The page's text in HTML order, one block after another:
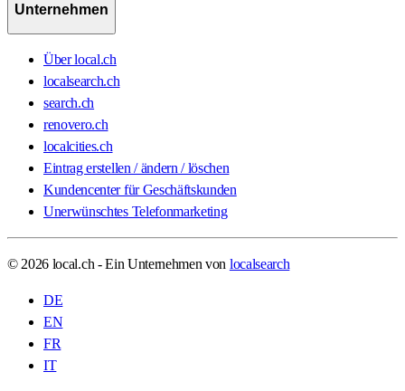
Unternehmen
Über local.ch
localsearch.ch
search.ch
renovero.ch
localcities.ch
Eintrag erstellen / ändern / löschen
Kundencenter für Geschäftskunden
Unerwünschtes Telefonmarketing
© 2026 local.ch - Ein Unternehmen von localsearch
DE
EN
FR
IT